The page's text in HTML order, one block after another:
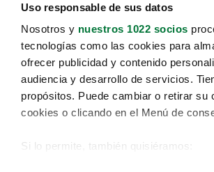
Uso responsable de sus datos
Nosotros y nuestros 1022 socios
tecnologías como las cookies para
ofrecer publicidad y contenido
audiencia y desarrollo de servicios.
propósitos. Puede cambiar o retirar su
cookies o clicando en el Menú de
Si lo permite, también quisiéramos: